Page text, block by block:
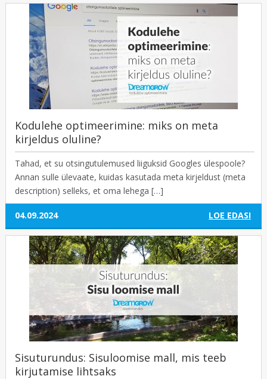
Kodulehe optimeerimine: miks on meta
kirjeldus oluline?
Tahad, et su otsingutulemused liiguksid Googles ülespoole?
Annan sulle ülevaate, kuidas kasutada meta kirjeldust (meta
description) selleks, et oma lehega […]
04.09.2024 LOE EDASI
Sisuturundus: Sisuloomise mall, mis teeb
kirjutamise lihtsaks